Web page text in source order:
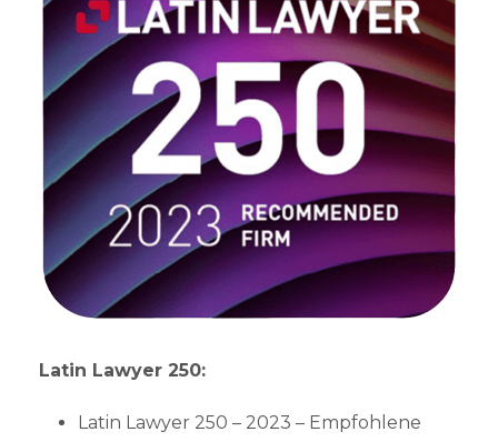
Latin Lawyer 250:
Latin Lawyer 250 – 2023 – Empfohlene